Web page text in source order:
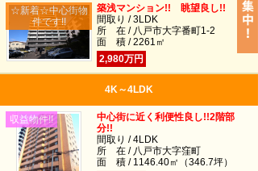
☆新着☆中心街物
件です!!
築浅マンション!! 眺望良し!!
間取り / 3LDK
所 在 / 八戸市大字番町1-2
面 積 / 2261㎡
2,980万円
4K～4LDK
収益物件!!
中心街に近く利便性良し!!2階部
分!!
間取り / 4LDK
所 在 / 八戸市大字窪町
面 積 / 1146.40㎡（346.7坪）